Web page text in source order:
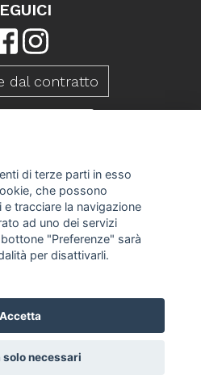
dal contratto
srl - P.Iva 01088260409
Cookie Policy
Preferenze
-
di terze parti in esso
che possono
tracciare la navigazione
ad uno dei servizi
"Preferenze" sarà
per disattivarli.
Accetta
necessari